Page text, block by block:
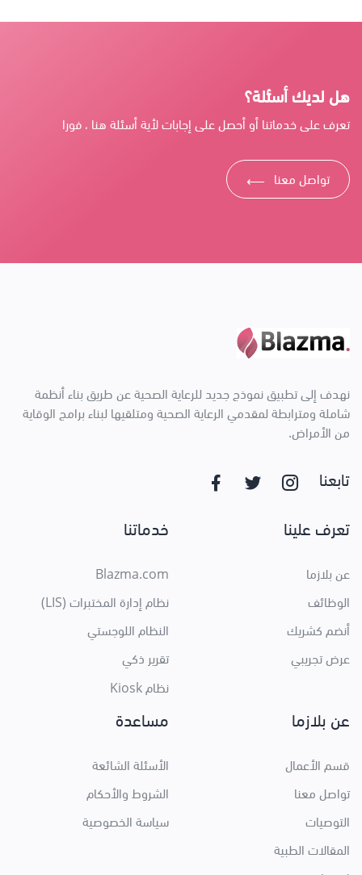
هل لديك أسئلة؟
تعرف على خدماتنا أو أحصل على إجابات لأية أسئلة هنا ، فورا
تواصل معنا ⟶
نهدف إلى تطبيق نموذج جديد للرعاية الصحية عن طريق بناء أنظمة
شاملة ومترابطة لمقدمي الرعاية الصحية ومتلقيها لبناء برامج الوقاية
من الأمراض.
تابعنا
تعرف علينا
عن بلازما
الوظائف
أنضم كشريك
عرض تجريبي
خدماتنا
Blazma.com
نظام إدارة المختبرات (LIS)
النظام اللوجستي
تقرير ذكي
نظام Kiosk
عن بلازما
قسم الأعمال
تواصل معنا
التوصيات
المقالات الطبية
مساعدة
الأسئلة الشائعة
الشروط والأحكام
سياسة الخصوصية